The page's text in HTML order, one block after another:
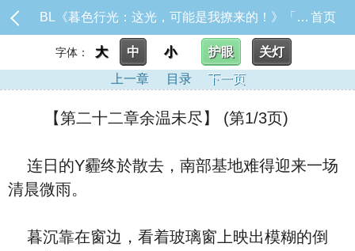
BL《暮色行光：这光，可能是我撩来的！》「※本作品未来章节将包含限制级内容，请斟酌阅读。」目前暂时固_【第二十二章余温未尽】 首页
字体： 大 中 小 护眼
关灯
上一章
目录 下一页
【第二十二章余温未尽】 (第1/3页)
连日的Y霾终於散去，南部基地难得迎来一场
清晨微雨。
暮沉靠在窗边，看着玻璃窗上映出模糊的倒